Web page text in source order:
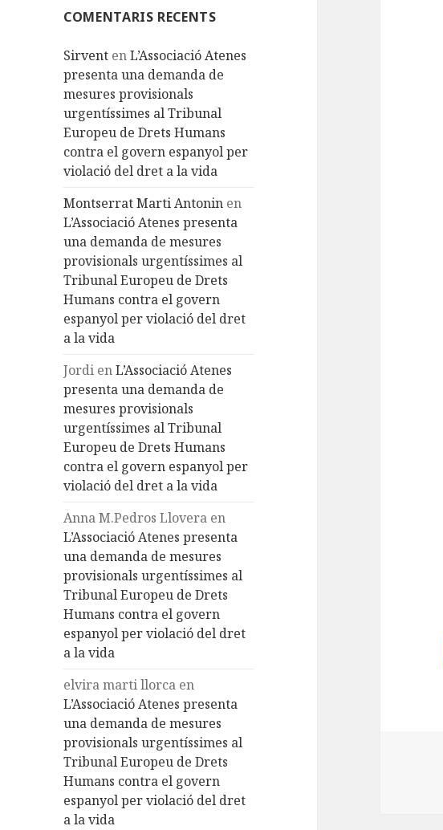
COMENTARIS RECENTS
Sirvent enL’Associació Atenes
presenta una demanda de
mesures provisionals
urgentíssimes al Tribunal
Europeu de Drets Humans
contra el govern espanyol per
violació del dret a la vida
Montserrat Marti Antonin en
L’Associació Atenes presenta
una demanda de mesures
provisionals urgentíssimes al
Tribunal Europeu de Drets
Humans contra el govern
espanyol per violació del dret
a la vida
Jordi enL’Associació Atenes
presenta una demanda de
mesures provisionals
urgentíssimes al Tribunal
Europeu de Drets Humans
contra el govern espanyol per
violació del dret a la vida
Anna M.Pedros Llovera en
L’Associació Atenes presenta
una demanda de mesures
provisionals urgentíssimes al
Tribunal Europeu de Drets
Humans contra el govern
espanyol per violació del dret
a la vida
elvira marti llorca en
L’Associació Atenes presenta
una demanda de mesures
provisionals urgentíssimes al
Tribunal Europeu de Drets
Humans contra el govern
espanyol per violació del dret
a la vida